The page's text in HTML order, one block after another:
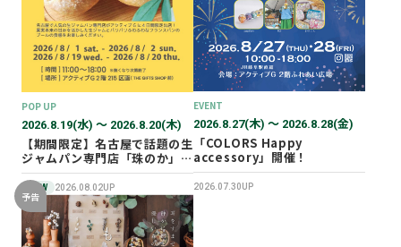
POP UP
2026.8.19(水) 〜 2026.8.20(木)
【期間限定】名古屋で話題の生
ジャムパン専門店「珠のか」
POP UP SHOP
NEW 2026.08.02UP
EVENT
2026.8.27(木) 〜 2026.8.28(金)
「COLORS Happy
accessory」開催！
2026.07.30UP
予告